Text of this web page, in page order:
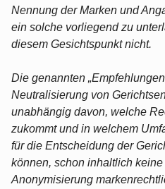
Nennung der Marken und
ein solche vorliegend zu
diesem Gesichtspunkt nicht.
Die genannten
Neutralisierung von
unabhängig davon, welche
zukommt und in welchem
für die Entscheidung der
können, schon inhaltlich
Anonymisierung